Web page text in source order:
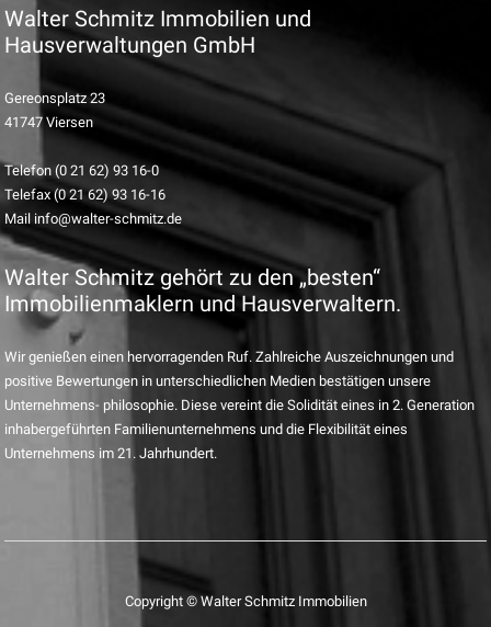
Walter Schmitz Immobilien und
Hausverwaltungen GmbH
Gereonsplatz 23
41747 Viersen
Telefon (0 21 62) 93 16-0
Telefax (0 21 62) 93 16-16
Mail info@walter-schmitz.de
Walter Schmitz gehört zu den „besten“
Immobilienmaklern und Hausverwaltern.
Wir genießen einen hervorragenden Ruf. Zahlreiche Auszeichnungen und
positive Bewertungen in unterschiedlichen Medien bestätigen unsere
Unternehmens- philosophie. Diese vereint die Solidität eines in 2. Generation
inhabergeführten Familienunternehmens und die Flexibilität eines
Unternehmens im 21. Jahrhundert.
Copyright © Walter Schmitz Immobilien